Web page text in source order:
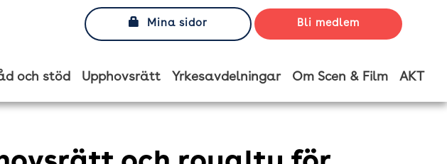
Mina sidor Bli medlem
och stöd Upphovsrätt Yrkesavdelningar Om Scen & Film AKT